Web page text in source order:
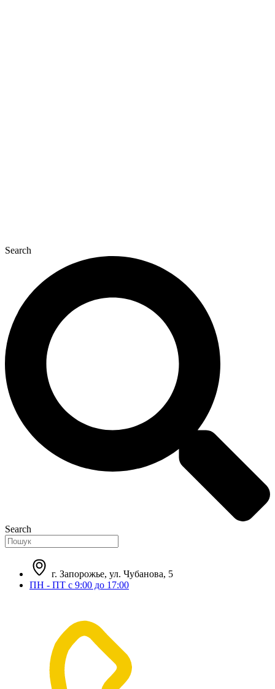
Search
Search
г. Запорожье, ул. Чубанова, 5
ПН - ПТ с 9:00 до 17:00